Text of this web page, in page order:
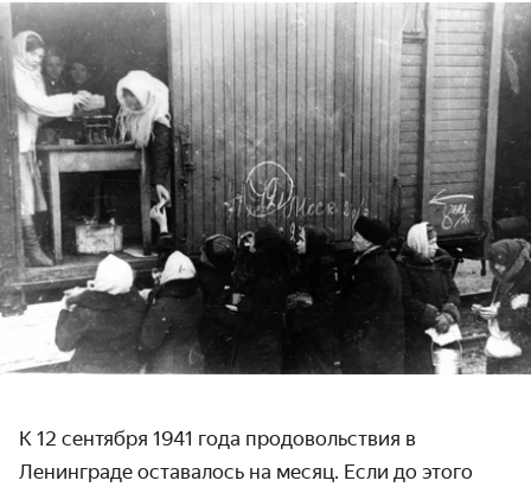
К 12 сентября 1941 года продовольствия в
Ленинграде оставалось на месяц. Если до этого